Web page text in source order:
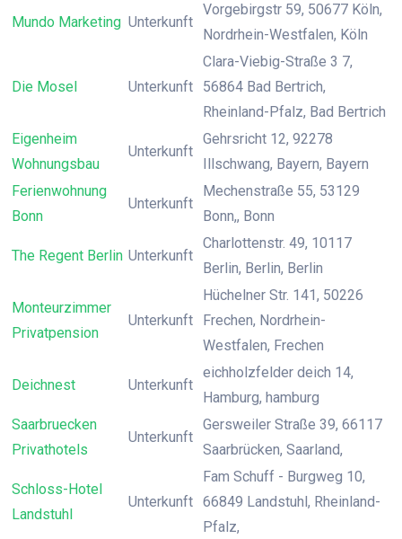
Mundo Marketing Unterkunft
Vorgebirgstr 59, 50677 Köln,
Nordrhein-Westfalen, Köln
Die Mosel Unterkunft
Clara-Viebig-Straße 3 7,
56864 Bad Bertrich,
Rheinland-Pfalz, Bad Bertrich
Eigenheim
Wohnungsbau
Unterkunft
Gehrsricht 12, 92278
Illschwang, Bayern, Bayern
Ferienwohnung
Bonn
Unterkunft
Mechenstraße 55, 53129
Bonn,, Bonn
The Regent Berlin Unterkunft
Charlottenstr. 49, 10117
Berlin, Berlin, Berlin
Monteurzimmer
Privatpension
Unterkunft
Hüchelner Str. 141, 50226
Frechen, Nordrhein-
Westfalen, Frechen
Deichnest Unterkunft
eichholzfelder deich 14,
Hamburg, hamburg
Saarbruecken
Privathotels
Unterkunft
Gersweiler Straße 39, 66117
Saarbrücken, Saarland,
Schloss-Hotel
Landstuhl
Unterkunft
Fam Schuff - Burgweg 10,
66849 Landstuhl, Rheinland-
Pfalz,